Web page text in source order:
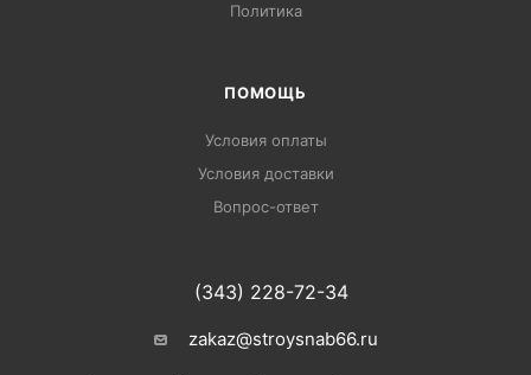
Политика
ПОМОЩЬ
Условия оплаты
Условия доставки
Вопрос-ответ
(343) 228-72-34
zakaz@stroysnab66.ru